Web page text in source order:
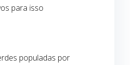
para isso
populadas por